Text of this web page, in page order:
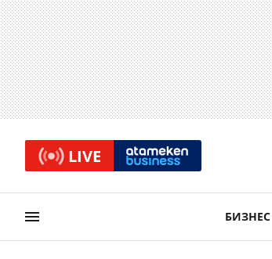
LIVE
БИЗНЕС